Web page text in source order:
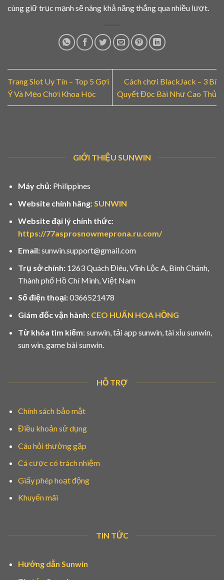
cùng giữ trục mạnh sẽ nâng khả năng thắng qua nhiều lượt.
Trang Slot Uy Tín – Top 5 Gợi
Ý Và Mẹo Chơi Khoa Học
Cách chơi BlackJack – 3 Bí
Quyết Đọc Bài Như Cao Thủ
GIỚI THIỆU SUNWIN
Máy chủ: Philippines
Website chính hãng: SUNWIN
Website đại lý chính thức:
https://77asprosnowmeprona.ru.com/
Email:sunwin.support@gmail.com
Trụ sở chính:1263 Quách Điêu, Vĩnh Lộc A, Bình Chánh,
Thành phố Hồ Chí Minh, Việt Nam
Số điện thoại:0366521478
Giám đốc vận hành: CEO HUẤN HOA HỒNG
Từ khóa tìm kiếm: sunwin, tải app sunwin, tài xỉu sunwin,
sun win, game bài sunwin.
HỖ TRỢ
Chính sách bảo mật
Điều khoản sử dụng
Câu hỏi thường gặp
Cá cược có trách nhiệm
Giấy phép hoạt động
Khuyến mãi
TIN TỨC
Hướng dẫn Sunwin